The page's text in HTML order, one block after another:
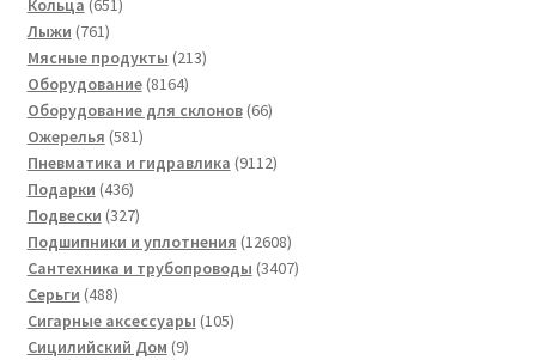
Кольца 651
Лыжи 761761
товар
Мясные продукты 213213
Оборудование 81648164
товара
Оборудование для склонов 6666
Ожерелья 581581
товар
Пневматика и гидравлика 91129112
Подарки 436436
товаров
Подвески 327327
товаров
Подшипники и уплотнения 1260812608
товаров
Сантехника и трубопроводы 34073407
Серьги 488488
товаров
Сигарные аксессуары 105105
Сицилийский Дом 99